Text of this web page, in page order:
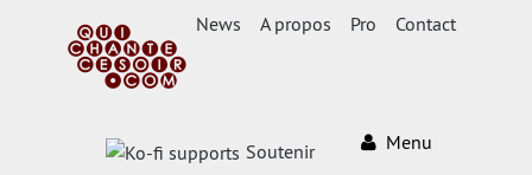
News A propos Pro Contact
Soutenir Menu